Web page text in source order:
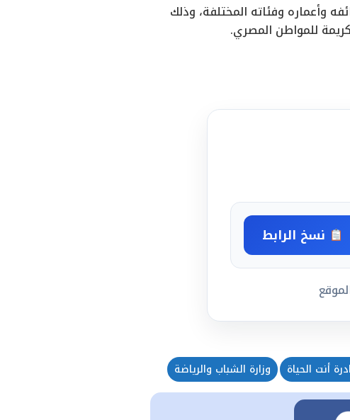
وأعماره وفئاته المختلفة، وذلك
للمواطن المصري.
نسخ الرابط
أنت الحياة وزارة الشباب والرياضة